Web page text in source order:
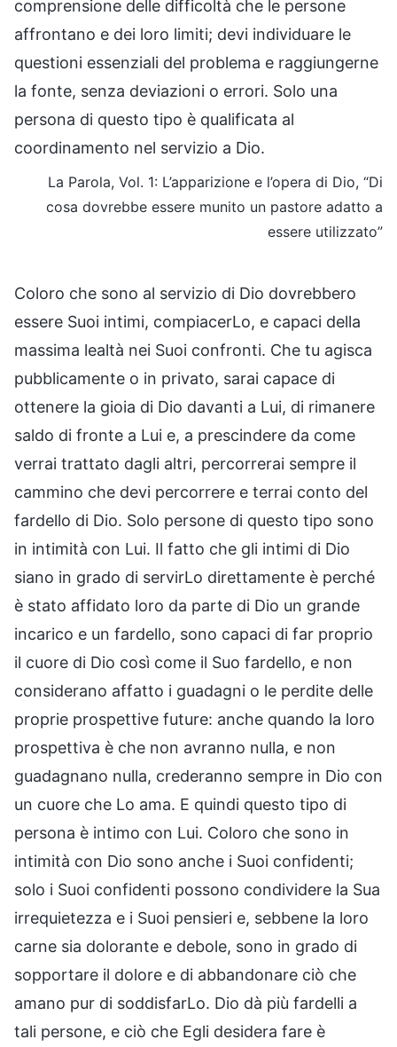
comprensione delle difficoltà che le persone
affrontano e dei loro limiti; devi individuare le
questioni essenziali del problema e raggiungerne
la fonte, senza deviazioni o errori. Solo una
persona di questo tipo è qualificata al
coordinamento nel servizio a Dio.
La Parola, Vol. 1: L’apparizione e l’opera di Dio, “Di
cosa dovrebbe essere munito un pastore adatto a
essere utilizzato”
Coloro che sono al servizio di Dio dovrebbero
essere Suoi intimi, compiacerLo, e capaci della
massima lealtà nei Suoi confronti. Che tu agisca
pubblicamente o in privato, sarai capace di
ottenere la gioia di Dio davanti a Lui, di rimanere
saldo di fronte a Lui e, a prescindere da come
verrai trattato dagli altri, percorrerai sempre il
cammino che devi percorrere e terrai conto del
fardello di Dio. Solo persone di questo tipo sono
in intimità con Lui. Il fatto che gli intimi di Dio
siano in grado di servirLo direttamente è perché
è stato affidato loro da parte di Dio un grande
incarico e un fardello, sono capaci di far proprio
il cuore di Dio così come il Suo fardello, e non
considerano affatto i guadagni o le perdite delle
proprie prospettive future: anche quando la loro
prospettiva è che non avranno nulla, e non
guadagnano nulla, crederanno sempre in Dio con
un cuore che Lo ama. E quindi questo tipo di
persona è intimo con Lui. Coloro che sono in
intimità con Dio sono anche i Suoi confidenti;
solo i Suoi confidenti possono condividere la Sua
irrequietezza e i Suoi pensieri e, sebbene la loro
carne sia dolorante e debole, sono in grado di
sopportare il dolore e di abbandonare ciò che
amano pur di soddisfarLo. Dio dà più fardelli a
tali persone, e ciò che Egli desidera fare è